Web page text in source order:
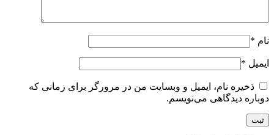
نام *
ایمیل *
ذخیره نام، ایمیل و وبسایت من در مرورگر برای زمانی که
دوباره دیدگاهی می‌نویسم.